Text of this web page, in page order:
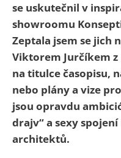
se uskutečnil v
showroomu
Zeptala jsem se jich
Viktorem Jurčíkem z
na titulce časopisu,
nebo plány a vize
jsou opravdu
drajv“ a sexy
architektů.